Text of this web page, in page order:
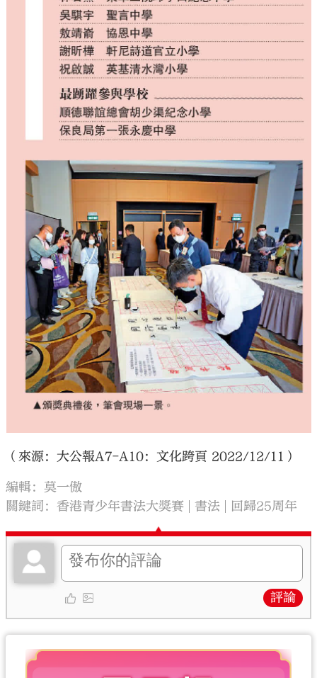
（來源：大公報A7-A10：文化跨頁 2022/12/11）
編輯：莫一傲
關鍵詞： 香港青少年書法大獎賽 書法 回歸25周年
評論